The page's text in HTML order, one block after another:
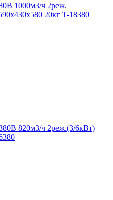
1000м3/ч 2реж.
20кг T-18380
820м3/ч 2реж.(3/6кВт)